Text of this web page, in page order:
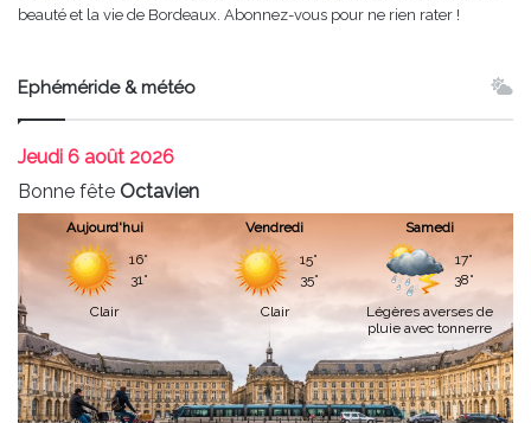
beauté et la vie de Bordeaux. Abonnez-vous pour ne rien rater !
Ephéméride & météo
Jeudi 6 août 2026
Bonne fête Octavien
Aujourd'hui
16°
31°
Clair
Vendredi
15°
35°
Clair
Samedi
17°
38°
Légères averses de
pluie avec tonnerre